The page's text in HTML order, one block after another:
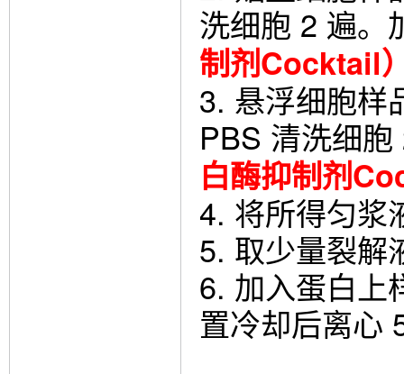
洗细胞 2 遍
制剂Cocktail
3. 悬浮细胞样
PBS 清洗细
白酶抑制剂
4. 将所得匀浆
5. 取少量裂解
6. 加入蛋白上
置冷却后离心